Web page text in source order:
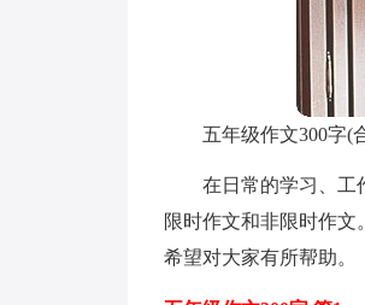
五年级作文300字(
在日常的学习、工
限时作文和非限时作文
希望对大家有所帮助。